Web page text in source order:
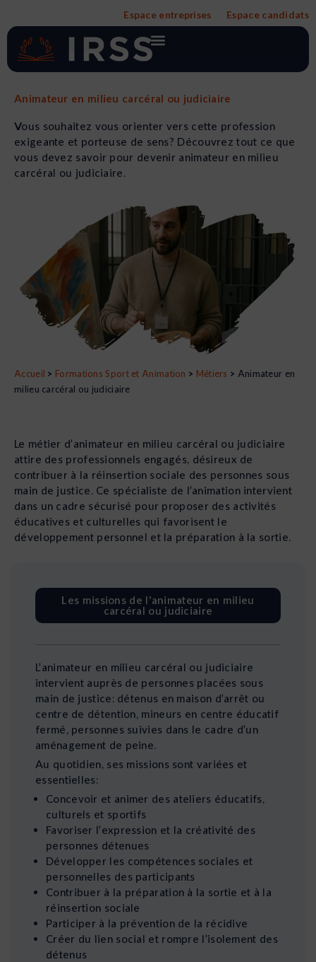
contenu
Espace entreprises Espace candidats
Animateur en milieu carcéral ou judiciaire
Vous souhaitez vous orienter vers cette profession
exigeante et porteuse de sens? Découvrez tout ce que
vous devez savoir pour devenir animateur en milieu
carcéral ou judiciaire.
Accueil > Formations Sport et Animation > Métiers > Animateur en
milieu carcéral ou judiciaire
Le métier d’animateur en milieu carcéral ou judiciaire
attire des professionnels engagés, désireux de
contribuer à la réinsertion sociale des personnes sous
main de justice. Ce spécialiste de l’animation intervient
dans un cadre sécurisé pour proposer des activités
éducatives et culturelles qui favorisent le
développement personnel et la préparation à la sortie.
Les missions de l'animateur en milieu
carcéral ou judiciaire
L’animateur en milieu carcéral ou judiciaire
intervient auprès de personnes placées sous
main de justice: détenus en maison d’arrêt ou
centre de détention, mineurs en centre éducatif
fermé, personnes suivies dans le cadre d’un
aménagement de peine.
Au quotidien, ses missions sont variées et
essentielles:
Concevoir et animer des ateliers éducatifs,
culturels et sportifs
Favoriser l’expression et la créativité des
personnes détenues
Développer les compétences sociales et
personnelles des participants
Contribuer à la préparation à la sortie et à la
réinsertion sociale
Participer à la prévention de la récidive
Créer du lien social et rompre l’isolement des
détenus